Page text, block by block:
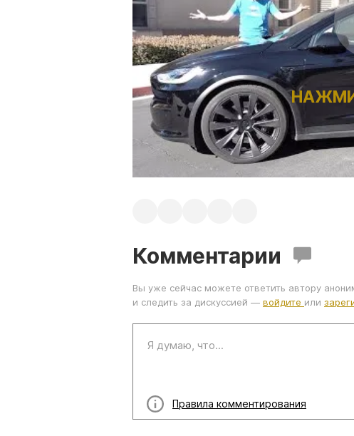
Комментарии
Вы уже сейчас можете ответить автору
и следить за дискуссией — войдите или
Правила комментирования